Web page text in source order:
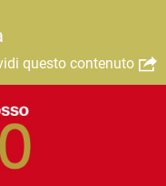
questo contenuto